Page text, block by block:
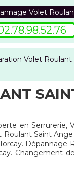
Volet
Volet
en
Saint
Changement